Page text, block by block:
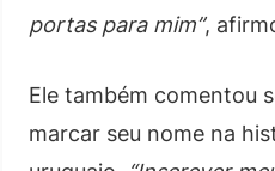
portas para mim”,
Ele também comentou
marcar seu nome na